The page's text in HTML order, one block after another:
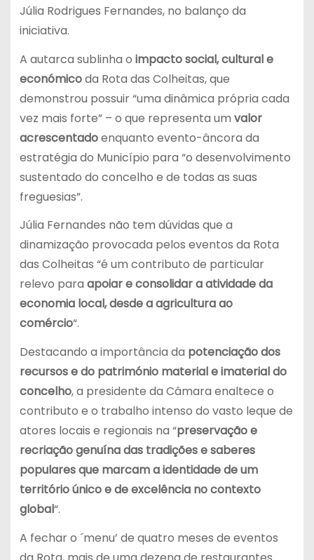
Júlia Rodrigues Fernandes, no balanço da
iniciativa.
A autarca sublinha o impacto social, cultural e
económicoda Rota das Colheitas, que
demonstrou possuir “uma dinâmica própria cada
vez mais forte” – o que representa um valor
acrescentadoenquanto evento-âncora da
estratégia do Município para “o desenvolvimento
sustentado do concelho e de todas as suas
freguesias”.
Júlia Fernandes não tem dúvidas que a
dinamização provocada pelos eventos da Rota
das Colheitas “é um contributo de particular
relevo para apoiar e consolidar a atividade da
economia local, desde a agricultura ao
comércio“.
Destacando a importância da potenciação dos
recursos e do património material e imaterial do
concelho, a presidente da Câmara enaltece o
contributo e o trabalho intenso do vasto leque de
atores locais e regionais na “preservação e
recriação genuína das tradições e saberes
populares que marcam a identidade de um
território único e de excelênciano contexto
global“.
A fechar o ´menu’ de quatro meses de eventos